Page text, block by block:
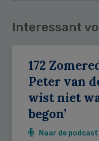
Interessant
172
Peter van
wist niet
begon’
Naar de podcast